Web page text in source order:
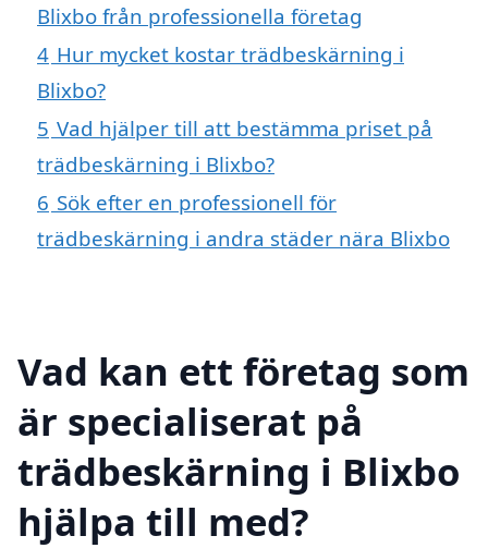
Blixbo från professionella företag
4 Hur mycket kostar trädbeskärning i
Blixbo?
5 Vad hjälper till att bestämma priset på
trädbeskärning i Blixbo?
6 Sök efter en professionell för
trädbeskärning i andra städer nära Blixbo
Vad kan ett företag som
är specialiserat på
trädbeskärning i Blixbo
hjälpa till med?